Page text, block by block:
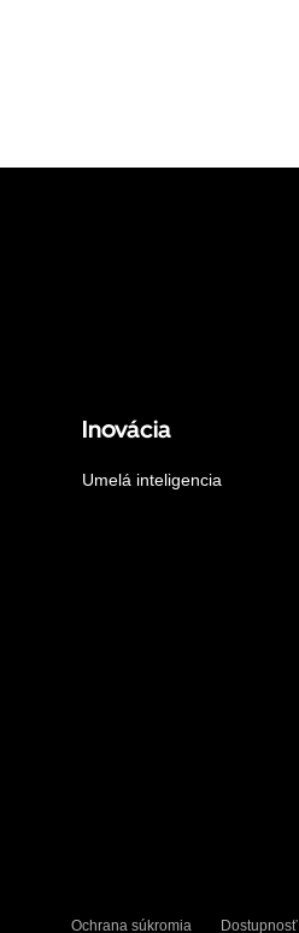
Inovácia
Umelá inteligencia
Ochrana súkromia Dostupnosť